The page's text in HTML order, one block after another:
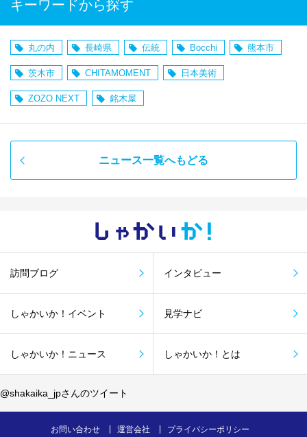
キーワードから探す
丸の内 長崎県 伝統 Bocchi 熊本市
茨木市 CHITAMOMENT 日本美術
ZOZO NEXT 銘木屋
ニュース一覧へもどる
しゃかい か！
訪問ブログ インタビュー
しゃかいか！イベント 見学ナビ
しゃかいか！ニュース しゃかいか！とは
@shakaika_jpさんのツイート
お問い合わせ 運営会社 プライバシーポリシー